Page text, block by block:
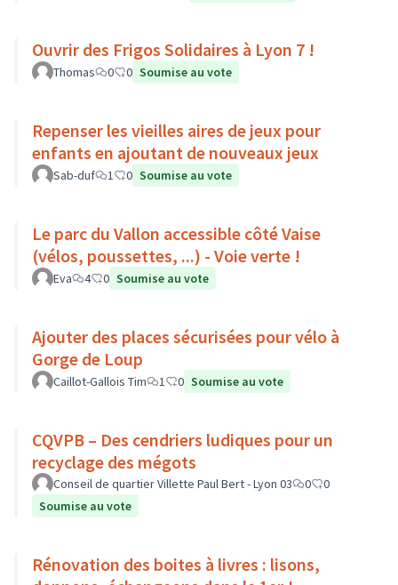
Ouvrir des Frigos Solidaires à Lyon 7 !
Thomas 0 0 Soumise au vote
Repenser les vieilles aires de jeux pour
enfants en ajoutant de nouveaux jeux
Sab-duf 1 0 Soumise au vote
Le parc du Vallon accessible côté Vaise
(vélos, poussettes, ...) - Voie verte !
Eva 4 0 Soumise au vote
Ajouter des places sécurisées pour vélo à
Gorge de Loup
Caillot-Gallois Tim 1 0 Soumise au vote
CQVPB – Des cendriers ludiques pour un
recyclage des mégots
Conseil de quartier Villette Paul Bert - Lyon 03 0
0
Soumise au vote
Rénovation des boites à livres : lisons,